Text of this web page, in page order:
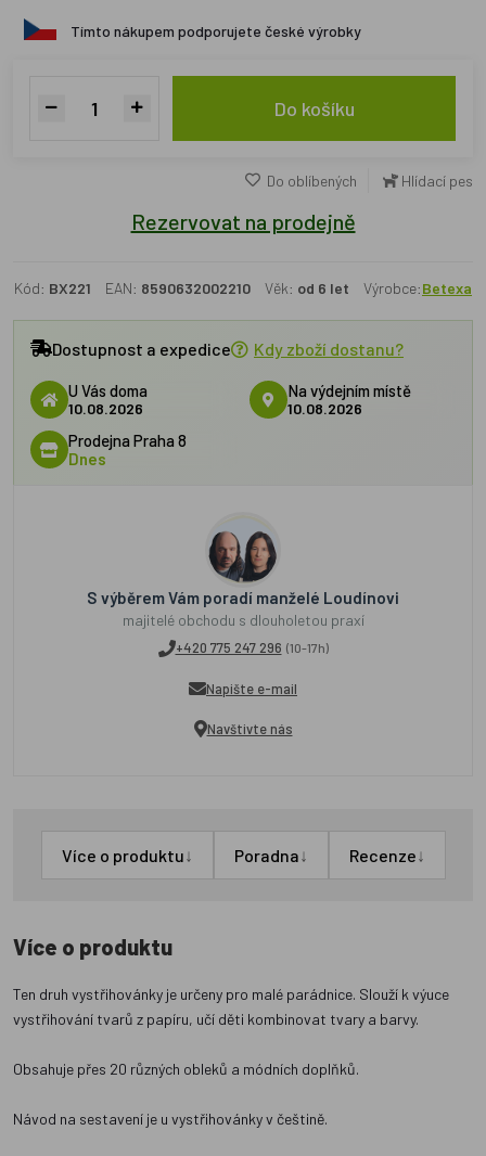
Tímto nákupem podporujete české výrobky
Do košíku
Do oblíbených Hlídací pes
Rezervovat na prodejně
Kód: BX221 EAN: 8590632002210 Věk: od 6 let Výrobce:Betexa
Dostupnost a expedice Kdy zboží dostanu?
U Vás doma
10.08.2026
Na výdejním místě
10.08.2026
Prodejna Praha 8
Dnes
S výběrem Vám poradí manželé Loudínovi
majitelé obchodu s dlouholetou praxí
+420 775 247 296 (10-17h)
Napište e-mail
Navštivte nás
Více o produktu↓ Poradna↓ Recenze↓
Více o produktu
Ten druh vystřihovánky je určeny pro malé parádnice. Slouží k výuce
vystřihování tvarů z papíru, učí děti kombinovat tvary a barvy.
Obsahuje přes 20 různých obleků a módních doplňků.
Návod na sestavení je u vystřihovánky v češtině.